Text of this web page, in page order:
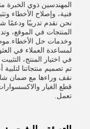
المهندسين ذوي الخبرة
فنية، وإصلاح الأخطاء
نحن نقدم تدريبًا ودعمًا
المنتجات في الموقع،
وخدمات حل
لمساعدة العملاء في
في اختيار المنتج،
تم تصميم منتجاتنا
نقف وراءها مع ضمان
قطع الغيار
تعمل.